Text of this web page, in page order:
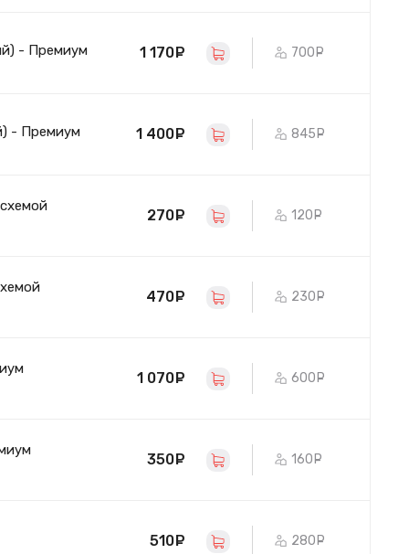
- Премиум
1 170 руб. 700
- Премиум
1 400 руб. 845
270 руб. 120
470 руб. 230
1 070 руб. 600
350 руб. 160
510 руб. 280